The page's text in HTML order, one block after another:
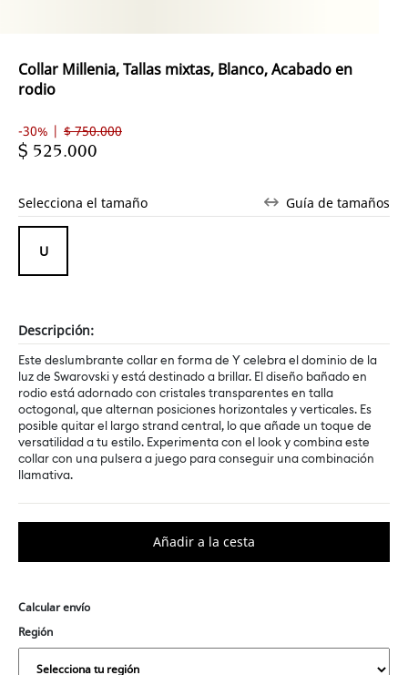
Collar Millenia, Tallas mixtas, Blanco, Acabado en
rodio
-30% | $ 750.000
$ 525.000
Selecciona el tamaño Guía de tamaños
Descripción:
Este deslumbrante collar en forma de Y celebra el dominio de la
luz de Swarovski y está destinado a brillar. El diseño bañado en
rodio está adornado con cristales transparentes en talla
octogonal, que alternan posiciones horizontales y verticales. Es
posible quitar el largo strand central, lo que añade un toque de
versatilidad a tu estilo. Experimenta con el look y combina este
collar con una pulsera a juego para conseguir una combinación
llamativa.
Calcular envío
Región